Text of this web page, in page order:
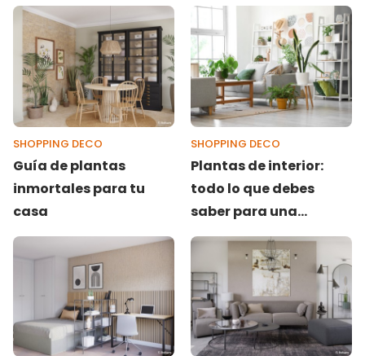
SHOPPING DECO
Guía de plantas
inmortales para tu
casa
SHOPPING DECO
Plantas de interior:
todo lo que debes
saber para una
decoración conectada
a la naturaleza